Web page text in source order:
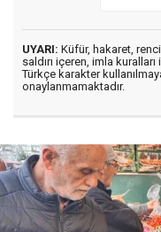
UYARI: Küfür, hakaret,
saldırı içeren, imla kuralları
Türkçe karakter
onaylanmamaktadır.